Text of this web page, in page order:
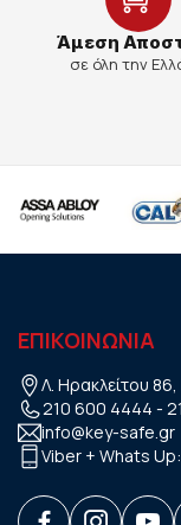
Άμεση
σε όλη την
ΕΠΙΚΟΙΝΩΝΙΑ
Λ. Ηρακλείτου
210 600 4444 -
info@key-safe.gr
Viber + Whats Up: